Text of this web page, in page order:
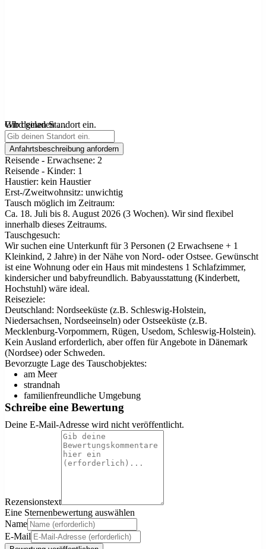
Wird geladen …
Gib deinen Standort ein.
Anfahrtsbeschreibung anfordern
Reisende - Erwachsene: 2
Reisende - Kinder: 1
Haustier: kein Haustier
Erst-/Zweitwohnsitz: unwichtig
Tausch möglich im Zeitraum:
Ca. 18. Juli bis 8. August 2026 (3 Wochen). Wir sind flexibel
innerhalb dieses Zeitraums.
Tauschgesuch:
Wir suchen eine Unterkunft für 3 Personen (2 Erwachsene + 1
Kleinkind, 2 Jahre) in der Nähe von Nord- oder Ostsee. Gewünscht
ist eine Wohnung oder ein Haus mit mindestens 1 Schlafzimmer,
kindersicher und babyfreundlich. Babyausstattung (Kinderbett,
Hochstuhl) wäre ideal.
Reiseziele:
Deutschland: Nordseeküste (z.B. Schleswig-Holstein,
Niedersachsen, Nordseeinseln) oder Ostseeküste (z.B.
Mecklenburg-Vorpommern, Rügen, Usedom, Schleswig-Holstein).
Kein Ausland erforderlich, aber offen für Angebote in Dänemark
(Nordsee) oder Schweden.
Bevorzugte Lage des Tauschobjektes:
am Meer
strandnah
familienfreundliche Umgebung
Schreibe eine Bewertung
Deine E-Mail-Adresse wird nicht veröffentlicht.
Rezensionstext
Eine Sternenbewertung auswählen
Name
E-Mail